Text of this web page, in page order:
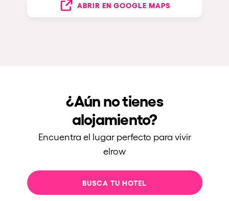
ABRIR EN GOOGLE MAPS
¿Aún no tienes
alojamiento?
Encuentra el lugar perfecto para vivir
elrow
BUSCA TU HOTEL